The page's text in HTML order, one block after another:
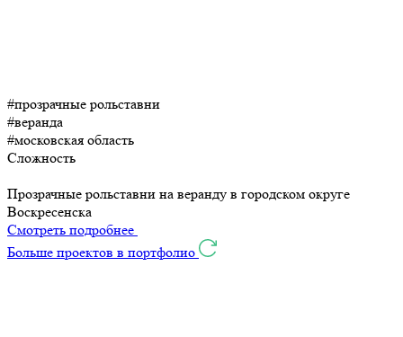
#прозрачные рольставни
#веранда
#московская область
Сложность
Прозрачные рольставни на веранду в городском округе
Воскресенска
Смотреть подробнее
Больше проектов в портфолио